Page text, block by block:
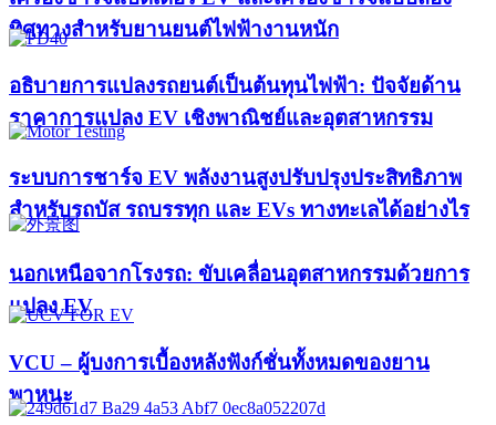
ทิศทางสำหรับยานยนต์ไฟฟ้างานหนัก
อธิบายการแปลงรถยนต์เป็นต้นทุนไฟฟ้า: ปัจจัยด้าน
ราคาการแปลง EV เชิงพาณิชย์และอุตสาหกรรม
ระบบการชาร์จ EV พลังงานสูงปรับปรุงประสิทธิภาพ
สำหรับรถบัส รถบรรทุก และ EVs ทางทะเลได้อย่างไร
นอกเหนือจากโรงรถ: ขับเคลื่อนอุตสาหกรรมด้วยการ
แปลง EV
VCU – ผู้บงการเบื้องหลังฟังก์ชั่นทั้งหมดของยาน
พาหนะ